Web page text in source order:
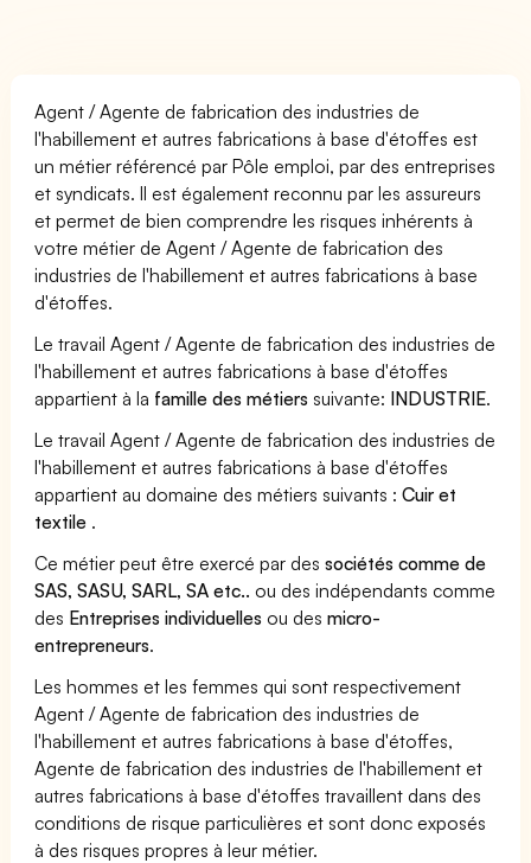
Agent / Agente de fabrication des industries de
l'habillement et autres fabrications à base d'étoffes est
un métier référencé par Pôle emploi, par des entreprises
et syndicats. Il est également reconnu par les assureurs
et permet de bien comprendre les risques inhérents à
votre métier de Agent / Agente de fabrication des
industries de l'habillement et autres fabrications à base
d'étoffes.
Le travail Agent / Agente de fabrication des industries de
l'habillement et autres fabrications à base d'étoffes
appartient à la famille des métiers suivante: INDUSTRIE.
Le travail Agent / Agente de fabrication des industries de
l'habillement et autres fabrications à base d'étoffes
appartient au domaine des métiers suivants :Cuir et
textile .
Ce métier peut être exercé par dessociétés comme de
SAS, SASU, SARL, SA etc.. ou des indépendants comme
des Entreprises individuelles ou desmicro-
entrepreneurs.
Les hommes et les femmes qui sont respectivement
Agent / Agente de fabrication des industries de
l'habillement et autres fabrications à base d'étoffes,
Agente de fabrication des industries de l'habillement et
autres fabrications à base d'étoffes travaillent dans des
conditions de risque particulières et sont donc exposés
à des risques propres à leur métier.